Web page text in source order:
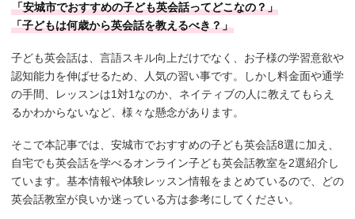
「安城市でおすすめの子ども英会話ってどこなの？」
「子どもは何歳から英会話を教えるべき？」
子ども英会話は、言語スキル向上だけでなく、お子様の学習意欲や
認知能力を伸ばせるため、人気の習い事です。しかし料金面や通学
の手間、レッスンは1対1なのか、ネイティブの人に教えてもらえ
るかわからないなど、様々な懸念があります。
そこで本記事では、安城市でおすすめの子ども英会話8選に加え、
自宅でも英会話を学べるオンライン子ども英会話教室を2選紹介し
ています。基本情報や体験レッスン情報をまとめているので、どの
英会話教室が良いか迷っている方は参考にしてください。